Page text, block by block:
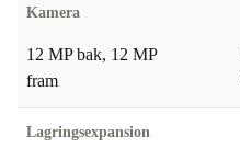
Kamera
12 MP bak, 12 MP
fram
Lagringsexpansion